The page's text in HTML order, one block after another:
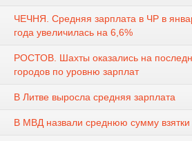
ЧЕЧНЯ. Средняя зарплата в ЧР в
года увеличилась на 6,6%
РОСТОВ. Шахты оказались на
городов по уровню зарплат
В Литве выросла средняя зарплата
В МВД назвали среднюю сумму взятки